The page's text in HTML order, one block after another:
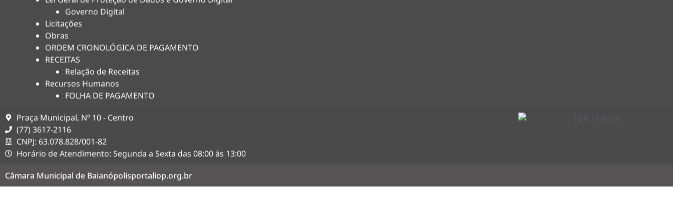
Governo Digital
Licitações
Obras
ORDEM CRONOLÓGICA DE PAGAMENTO
RECEITAS
Relação de Receitas
Recursos Humanos
FOLHA DE PAGAMENTO
Praça Municipal, Nº 10 - Centro
(77) 3617-2116
CNPJ: 63.078.828/001-82
Horário de Atendimento: Segunda a Sexta das 08:00 às 13:00
Câmara Municipal de Baianópolisportaliop.org.br